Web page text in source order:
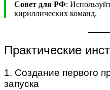
Совет для РФ:
кириллических команд.
Практические
1. Создание первого
запуска